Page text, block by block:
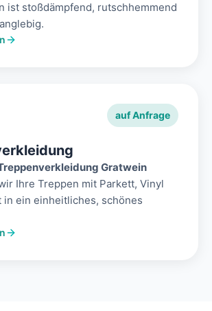
ist stoßdämpfend, rutschhemmend
auf Anfrage
Gratwein
Ihre Treppen mit Parkett, Vinyl
in ein einheitliches, schönes